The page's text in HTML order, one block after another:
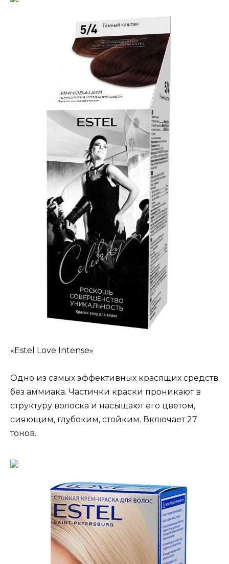
«Estel Love Intense»
Одно из самых эффективных красящих средств
без аммиака. Частички краски проникают в
структуру волоска и насыщают его цветом,
сияющим, глубоким, стойким. Включает 27
тонов.